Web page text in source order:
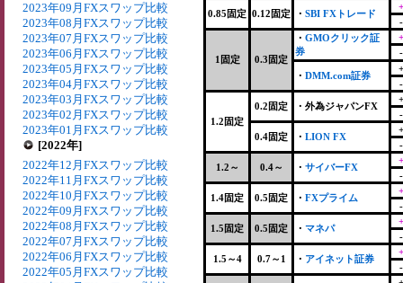
2023年09月FXスワップ比較
2023年08月FXスワップ比較
2023年07月FXスワップ比較
2023年06月FXスワップ比較
2023年05月FXスワップ比較
2023年04月FXスワップ比較
2023年03月FXスワップ比較
2023年02月FXスワップ比較
2023年01月FXスワップ比較
[2022年]
2022年12月FXスワップ比較
2022年11月FXスワップ比較
2022年10月FXスワップ比較
2022年09月FXスワップ比較
2022年08月FXスワップ比較
2022年07月FXスワップ比較
2022年06月FXスワップ比較
2022年05月FXスワップ比較
0.85固定 0.12固定 ・ SBI FXトレード
1固定 0.3固定
・ GMOクリック証
券
・ DMM.com証券
1.2固定
0.2固定 ・ 外為ジャパンFX
0.4固定 ・ LION FX
1.2～ 0.4～ ・ サイバーFX
1.4固定 0.5固定 ・ FXプライム
1.5固定 0.5固定 ・ マネパ
1.5～4 0.7～1 ・ アイネット証券